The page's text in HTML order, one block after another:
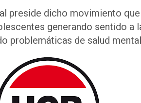
preside dicho movimiento
generando sentido a
problemáticas de salud